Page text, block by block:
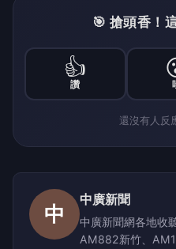
🎯 搶頭香！
👍
讚
還沒有人反
中
中廣新聞
中廣新聞網各地收
AM882新竹、